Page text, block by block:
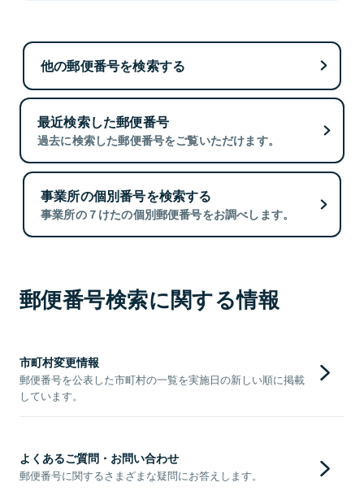
他の郵便番号を検索する
最近検索した郵便番号
過去に検索した郵便番号をご覧いただけます。
事業所の個別番号を検索する
事業所の７けたの個別郵便番号をお調べします。
郵便番号検索に関する情報
市町村変更情報
郵便番号を公表した市町村の一覧を実施日の新しい順に掲載
しています。
よくあるご質問・お問い合わせ
郵便番号に関するさまざまな疑問にお答えします。